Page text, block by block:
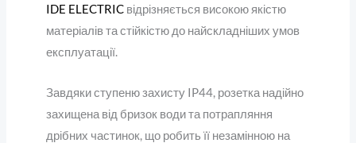
IDE ELECTRICвідрізняється високою якістю
матеріалів та стійкістю до найскладніших умов
експлуатації.
Завдяки ступеню захисту IP44, розетка надійно
захищена від бризок води та потрапляння
дрібних частинок, що робить її незамінною на